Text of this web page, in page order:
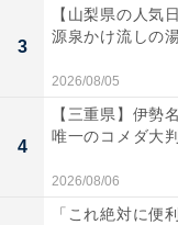
3
【山梨県の人気
源泉かけ流しの
2026/08/05
4
【三重県】伊勢
唯一のコメダ大
2026/08/06
「これ絶対に便